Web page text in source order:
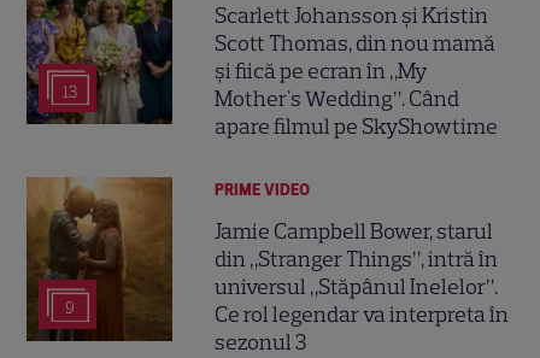
13
Scarlett Johansson și Kristin
Scott Thomas, din nou mamă
și fiică pe ecran în „My
Mother's Wedding”. Când
apare filmul pe SkyShowtime
9
PRIME VIDEO
Jamie Campbell Bower, starul
din „Stranger Things”, intră în
universul „Stăpânul Inelelor”.
Ce rol legendar va interpreta în
sezonul 3